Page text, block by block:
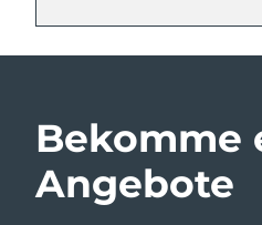
Bekomme
Angebote